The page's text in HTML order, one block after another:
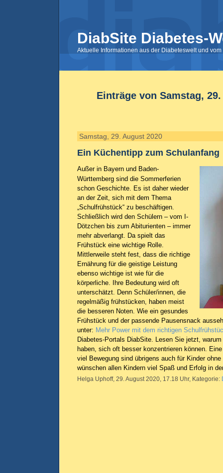
DiabSite Diabetes-
Aktuelle Informationen aus der Diabeteswelt und
Einträge von Samstag,
Samstag, 29. August 2020
Ein Küchentipp zum Schulanfang
Außer in Bayern und Baden-
Württemberg sind die Sommerferien
schon Geschichte. Es ist daher wieder
an der Zeit, sich mit dem Thema
„Schulfrühstück“ zu beschäftigen.
Schließlich wird den Schülern – vom I-
Dötzchen bis zum Abiturienten – immer
mehr abverlangt. Da spielt das
Frühstück eine wichtige Rolle.
Mittlerweile steht fest, dass die richtige
Ernährung für die geistige Leistung
ebenso wichtige ist wie für die
körperliche. Ihre Bedeutung wird oft
unterschätzt. Denn Schüler/innen, die
regelmäßig frühstücken, haben meist
die besseren Noten. Wie ein gesundes
Frühstück und der passende Pausensnack
unter: Mehr Power mit dem richtigen
Diabetes-Portals DiabSite. Lesen Sie jetzt,
haben, sich oft besser konzentrieren können.
viel Bewegung sind übrigens auch für Kinder
wünschen allen Kindern viel Spaß und Erfolg in
Helga Uphoff, 29. August 2020, 17.18 Uhr, Kategorie: